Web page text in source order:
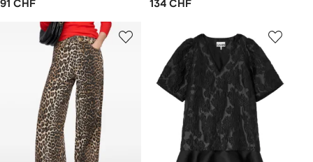
91 CHF 134 CHF